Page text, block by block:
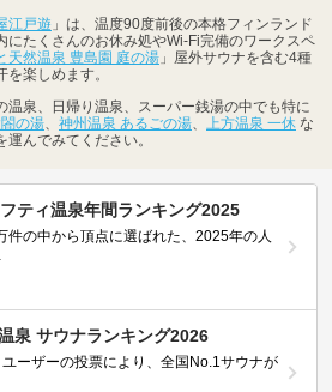
江戸遊 」は、温度90度前後の本格フィンランド
にたくさんのお休み処やWi-Fi完備のワークスペ
天然温泉 豊島園 庭の湯 」屋外サウナを含む4種
楽しめます。
温泉、日帰り温泉、スーパー銭湯の中でも特に
の湯 神州温泉 あるごの湯 上方温泉 一休 な
んでみてください。
ティ温泉年間ランキング2025
件の中から頂点に選ばれた、2025年の人
泉 サウナランキング2026
ーザーの投票により、全国No.1サウナが